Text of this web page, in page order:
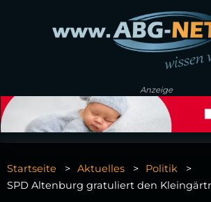
Anzeige
Startseite Aktuelles
Politik
SPD Altenburg gratuliert den